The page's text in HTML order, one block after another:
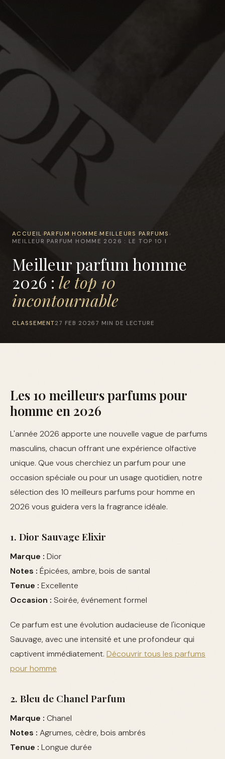
ACCUEIL ›PARFUM HOMME ›MEILLEURS PARFUMS ›
MEILLEUR PARFUM HOMME 2026 : LE TOP 10 I
Meilleur parfum homme
2026 : le top 10
incontournable
CLASSEMENT27 FEB 2026 7 MIN DE LECTURE
Les 10 meilleurs parfums pour
homme en 2026
L'année 2026 apporte une nouvelle vague de parfums
masculins, chacun offrant une expérience olfactive
unique. Que vous cherchiez un parfum pour une
occasion spéciale ou pour un usage quotidien, notre
sélection des 10 meilleurs parfums pour homme en
2026 vous guidera vers la fragrance idéale.
1. Dior Sauvage Elixir
Marque : Dior
Notes : Épicées, ambre, bois de santal
Tenue : Excellente
Occasion : Soirée, événement formel
Ce parfum est une évolution audacieuse de l'iconique
Sauvage, avec une intensité et une profondeur qui
captivent immédiatement. Découvrir tous les parfums
pour homme
2. Bleu de Chanel Parfum
Marque : Chanel
Notes : Agrumes, cèdre, bois ambrés
Tenue : Longue durée